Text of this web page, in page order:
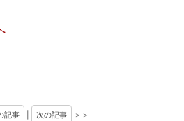
記事 次の記事 ＞＞